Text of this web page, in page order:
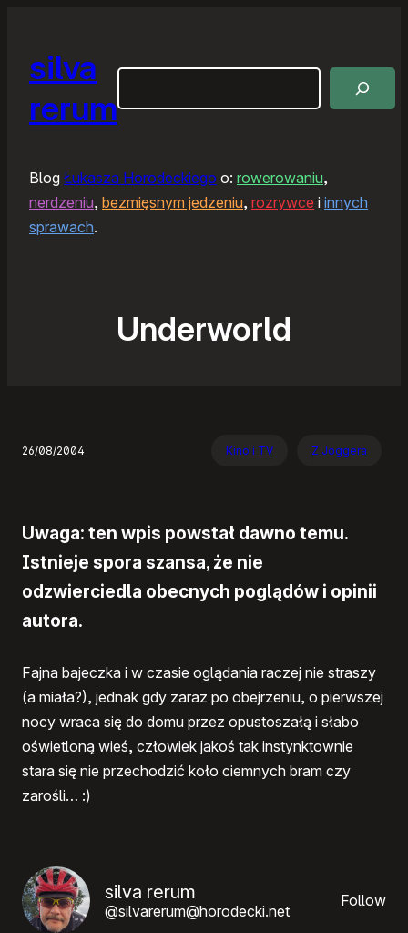
silva
rerum
Blog Łukasza Horodeckiego o: rowerowaniu,
nerdzeniu, bezmięsnym jedzeniu, rozrywce i innych
sprawach.
Underworld
26/08/2004 Kino i TV Z Joggera
Uwaga: ten wpis powstał dawno temu.
Istnieje spora szansa, że nie
odzwierciedla obecnych poglądów i opinii
autora.
Fajna bajeczka i w czasie oglądania raczej nie straszy
(a miała?), jednak gdy zaraz po obejrzeniu, o pierwszej
nocy wraca się do domu przez opustoszałą i słabo
oświetloną wieś, człowiek jakoś tak instynktownie
stara się nie przechodzić koło ciemnych bram czy
zarośli… :)
silva rerum
@silvarerum@horodecki.net
Follow